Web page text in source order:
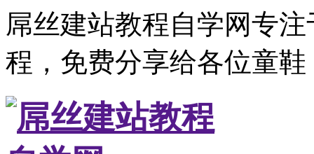
屌丝建站教程自学网专
程，免费分享给各位童